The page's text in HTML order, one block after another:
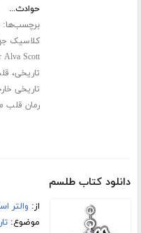
حوادث...
برچسب‌ها:
کلاسیک
Alva Scott
تاریخی،
تاریخی
رمان قلب
دانلود کتاب طلسم
از: والتر
موضوع: